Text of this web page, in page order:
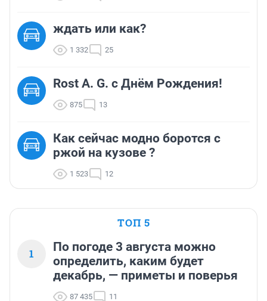
ждать или как?
1 332 25
Rost A. G. с Днём Рождения!
875 13
Как сейчас модно боротся с
ржой на кузове ?
1 523 12
ТОП 5
1
По погоде 3 августа можно
определить, каким будет
декабрь, — приметы и поверья
87 435 11